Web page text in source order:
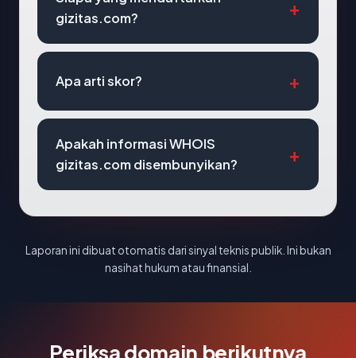
gizitas.com?
Apa arti skor?
Apakah informasi WHOIS
gizitas.com disembunyikan?
Laporan ini dibuat otomatis dari sinyal teknis publik. Ini bukan
nasihat hukum atau finansial.
Periksa domain berikutnya